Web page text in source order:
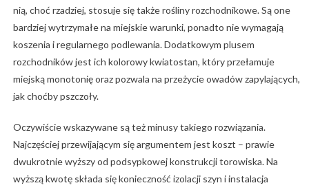
nią, choć rzadziej, stosuje się także rośliny rozchodnikowe. Są one
bardziej wytrzymałe na miejskie warunki, ponadto nie wymagają
koszenia i regularnego podlewania. Dodatkowym plusem
rozchodników jest ich kolorowy kwiatostan, który przełamuje
miejską monotonię oraz pozwala na przeżycie owadów zapylających,
jak choćby pszczoły.
Oczywiście wskazywane są też minusy takiego rozwiązania.
Najczęściej przewijającym się argumentem jest koszt – prawie
dwukrotnie wyższy od podsypkowej konstrukcji torowiska. Na
wyższą kwotę składa się konieczność izolacji szyn i instalacja